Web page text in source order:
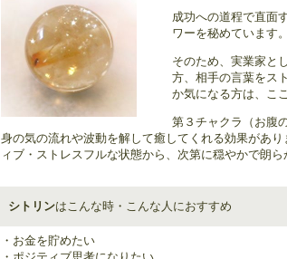
成功への道程で直面
ワーを秘めています。
そのため、実業家と
方、相手の言葉をス
か気になる方は、こ
第３チャクラ（お腹
身の気の流れや波動を解して癒してくれる効果があ
ィブ・ストレスフルな状態から、次第に穏やかで朗
シトリンはこんな時・こんな人におすすめ
・お金を貯めたい